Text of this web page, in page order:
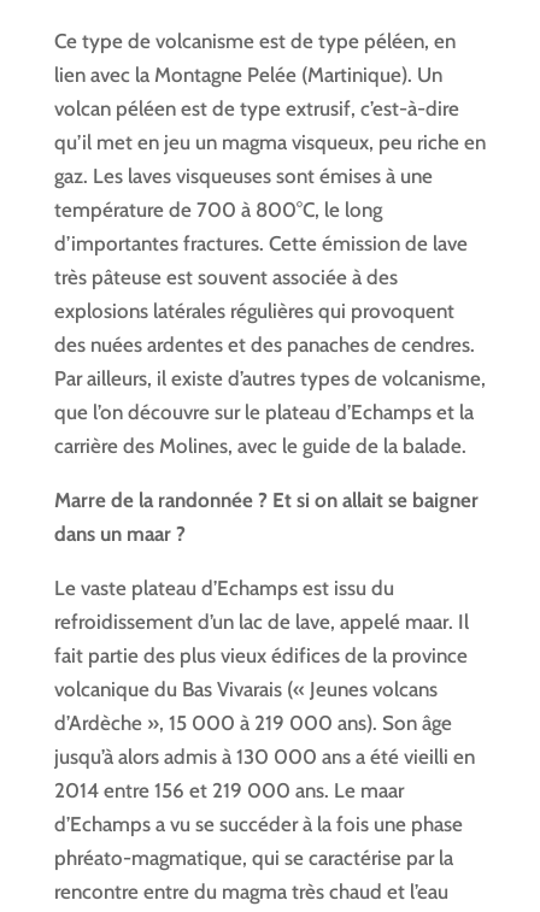
Ce type de volcanisme est de type péléen, en
lien avec la Montagne Pelée (Martinique). Un
volcan péléen est de type extrusif, c’est-à-dire
qu’il met en jeu un magma visqueux, peu riche en
gaz. Les laves visqueuses sont émises à une
température de 700 à 800°C, le long
d’importantes fractures. Cette émission de lave
très pâteuse est souvent associée à des
explosions latérales régulières qui provoquent
des nuées ardentes et des panaches de cendres.
Par ailleurs, il existe d’autres types de volcanisme,
que l’on découvre sur le plateau d’Echamps et la
carrière des Molines, avec le guide de la balade.
Marre de la randonnée ? Et si on allait se baigner
dans un maar ?
Le vaste plateau d’Echamps est issu du
refroidissement d’un lac de lave, appelé maar. Il
fait partie des plus vieux édifices de la province
volcanique du Bas Vivarais (« Jeunes volcans
d’Ardèche », 15 000 à 219 000 ans). Son âge
jusqu’à alors admis à 130 000 ans a été vieilli en
2014 entre 156 et 219 000 ans. Le maar
d’Echamps a vu se succéder à la fois une phase
phréato-magmatique, qui se caractérise par la
rencontre entre du magma très chaud et l’eau